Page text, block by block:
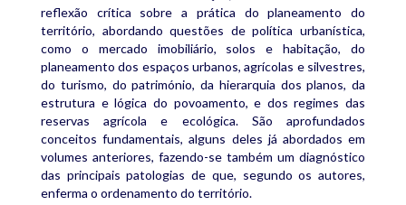
reflexão crítica sobre a prática do planeamento do
território, abordando questões de política urbanística,
como o mercado imobiliário, solos e habitação, do
planeamento dos espaços urbanos, agrícolas e silvestres,
do turismo, do património, da hierarquia dos planos, da
estrutura e lógica do povoamento, e dos regimes das
reservas agrícola e ecológica. São aprofundados
conceitos fundamentais, alguns deles já abordados em
volumes anteriores, fazendo-se também um diagnóstico
das principais patologias de que, segundo os autores,
enferma o ordenamento do território.